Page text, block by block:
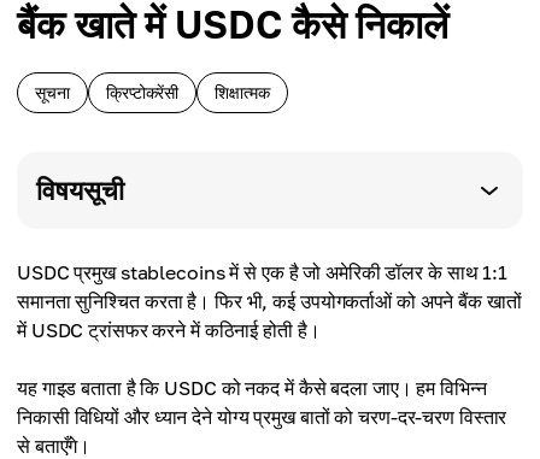
बैंक खाते में USDC कैसे निकालें
सूचना क्रिप्टोकरेंसी शिक्षात्मक
विषयसूची
USDC प्रमुख stablecoins में से एक है जो अमेरिकी डॉलर के साथ 1:1
समानता सुनिश्चित करता है। फिर भी, कई उपयोगकर्ताओं को अपने बैंक खातों
में USDC ट्रांसफर करने में कठिनाई होती है।
यह गाइड बताता है कि USDC को नकद में कैसे बदला जाए। हम विभिन्न
निकासी विधियों और ध्यान देने योग्य प्रमुख बातों को चरण-दर-चरण विस्तार
से बताएँगे।